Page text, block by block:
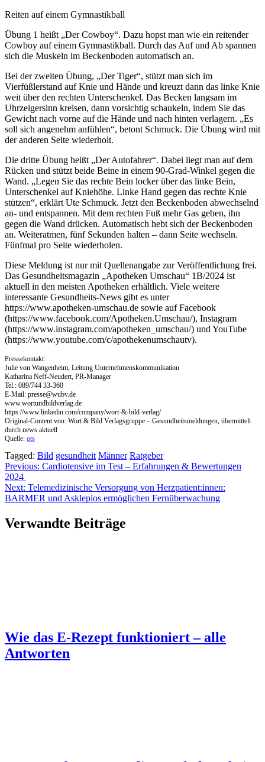
Reiten auf einem Gymnastikball
Übung 1 heißt „Der Cowboy“. Dazu hopst man wie ein reitender
Cowboy auf einem Gymnastikball. Durch das Auf und Ab spannen
sich die Muskeln im Beckenboden automatisch an.
Bei der zweiten Übung, „Der Tiger“, stützt man sich im
Vierfüßlerstand auf Knie und Hände und kreuzt dann das linke Knie
weit über den rechten Unterschenkel. Das Becken langsam im
Uhrzeigersinn kreisen, dann vorsichtig schaukeln, indem Sie das
Gewicht nach vorne auf die Hände und nach hinten verlagern. „Es
soll sich angenehm anfühlen“, betont Schmuck. Die Übung wird mit
der anderen Seite wiederholt.
Die dritte Übung heißt „Der Autofahrer“. Dabei liegt man auf dem
Rücken und stützt beide Beine in einem 90-Grad-Winkel gegen die
Wand. „Legen Sie das rechte Bein locker über das linke Bein,
Unterschenkel auf Kniehöhe. Linke Hand gegen das rechte Knie
stützen“, erklärt Ute Schmuck. Jetzt den Beckenboden abwechselnd
an- und entspannen. Mit dem rechten Fuß mehr Gas geben, ihn
gegen die Wand drücken. Automatisch hebt sich der Beckenboden
an. Weiteratmen, fünf Sekunden halten – dann Seite wechseln.
Fünfmal pro Seite wiederholen.
Diese Meldung ist nur mit Quellenangabe zur Veröffentlichung frei.
Das Gesundheitsmagazin „Apotheken Umschau“ 1B/2024 ist
aktuell in den meisten Apotheken erhältlich. Viele weitere
interessante Gesundheits-News gibt es unter
https://www.apotheken-umschau.de sowie auf Facebook
(https://www.facebook.com/Apotheken.Umschau/), Instagram
(https://www.instagram.com/apotheken_umschau/) und YouTube
(https://www.youtube.com/c/apothekenumschautv).
Pressekontakt:
Julie von Wangenheim, Leitung Unternehmenskommunikation
Katharina Neff-Neudert, PR-Manager
Tel.: 089/744 33-360
E-Mail: presse@wubv.de
www.wortundbildverlag.de
https://www.linkedin.com/company/wort-&-bild-verlag/
Original-Content von: Wort & Bild Verlagsgruppe – Gesundheitsmeldungen, übermittelt
durch news aktuell
Quelle: ots
Tagged: Bild gesundheit Männer Ratgeber
Beitragsnavigation
Previous: Cardiotensive im Test – Erfahrungen & Bewertungen
2024
Next: Telemedizinische Versorgung von Herzpatient:innen:
BARMER und Asklepios ermöglichen Fernüberwachung
Verwandte Beiträge
Wie das E-Rezept funktioniert – alle
Antworten